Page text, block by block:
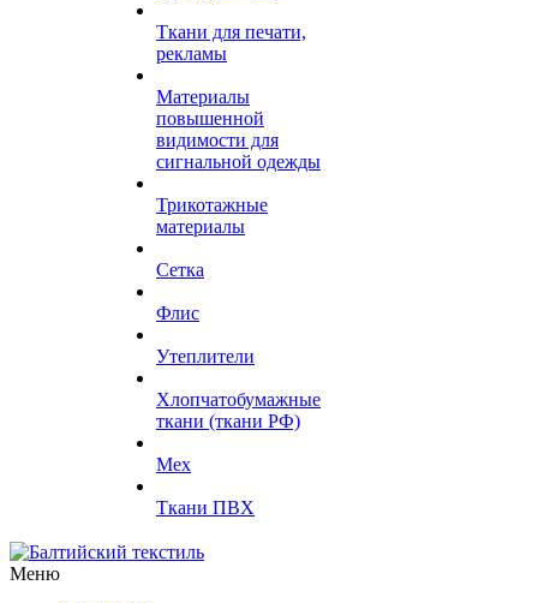
Ткани для печати,
рекламы
Материалы
повышенной
видимости для
сигнальной одежды
Трикотажные
материалы
Сетка
Флис
Утеплители
Хлопчатобумажные
ткани (ткани РФ)
Мех
Ткани ПВХ
Меню